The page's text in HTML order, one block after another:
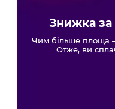
Знижка за
Чим більше площа
Отже, ви